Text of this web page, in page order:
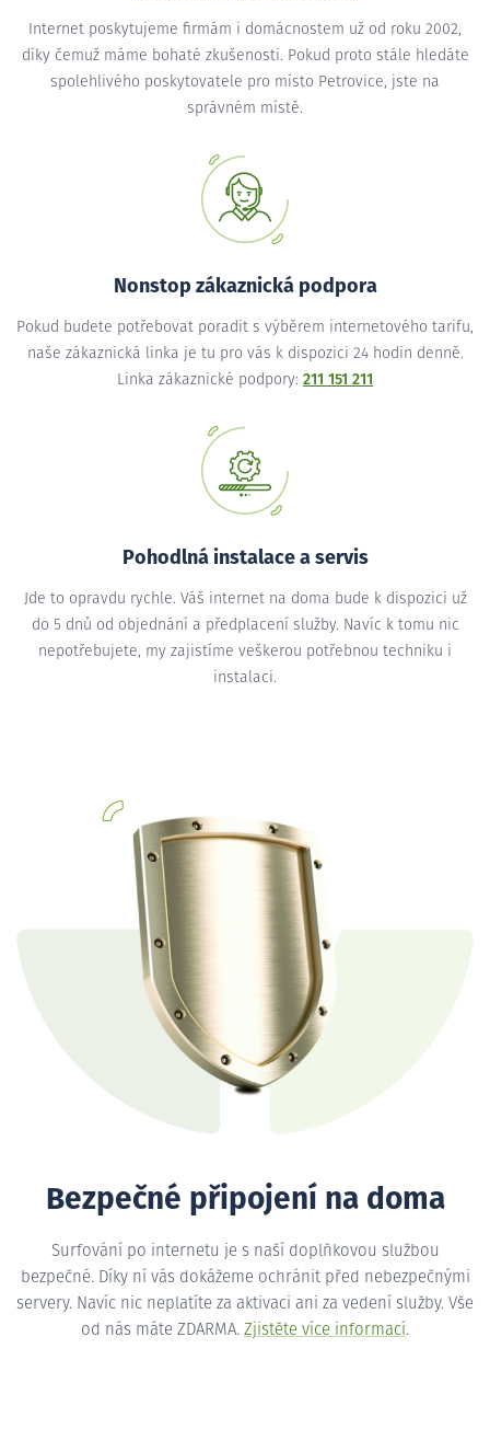
Internet poskytujeme firmám i domácnostem už od roku 2002,
díky čemuž máme bohaté zkušenosti. Pokud proto stále hledáte
spolehlivého poskytovatele pro místo Petrovice, jste na
správném místě.
Nonstop zákaznická podpora
Pokud budete potřebovat poradit s výběrem internetového tarifu,
naše zákaznická linka je tu pro vás k dispozici 24 hodin denně.
Linka zákaznické podpory: 211 151 211
Pohodlná instalace a servis
Jde to opravdu rychle. Váš internet na doma bude k dispozici už
do 5 dnů od objednání a předplacení služby. Navíc k tomu nic
nepotřebujete, my zajistíme veškerou potřebnou techniku i
instalaci.
Bezpečné připojení na doma
Surfování po internetu je s naší doplňkovou službou
bezpečné. Díky ní vás dokážeme ochránit před nebezpečnými
servery. Navíc nic neplatíte za aktivaci ani za vedení služby. Vše
od nás máte ZDARMA. Zjistěte více informací.